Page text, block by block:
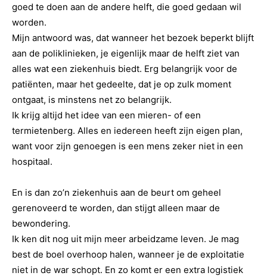
goed te doen aan de andere helft, die goed gedaan wil
worden.
Mijn antwoord was, dat wanneer het bezoek beperkt blijft
aan de poliklinieken, je eigenlijk maar de helft ziet van
alles wat een ziekenhuis biedt. Erg belangrijk voor de
patiënten, maar het gedeelte, dat je op zulk moment
ontgaat, is minstens net zo belangrijk.
Ik krijg altijd het idee van een mieren- of een
termietenberg. Alles en iedereen heeft zijn eigen plan,
want voor zijn genoegen is een mens zeker niet in een
hospitaal.
En is dan zo’n ziekenhuis aan de beurt om geheel
gerenoveerd te worden, dan stijgt alleen maar de
bewondering.
Ik ken dit nog uit mijn meer arbeidzame leven. Je mag
best de boel overhoop halen, wanneer je de exploitatie
niet in de war schopt. En zo komt er een extra logistiek